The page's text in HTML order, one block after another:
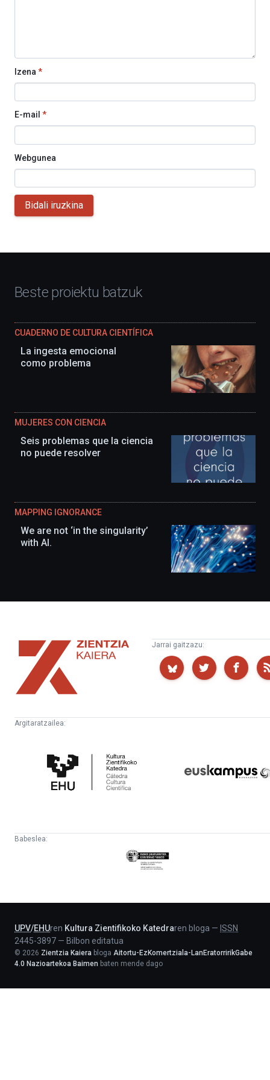
Izena *
E-mail *
Webgunea
Bidali iruzkina
Beste proiektu batzuk
CUADERNO DE CULTURA CIENTÍFICA
La ingesta emocional
como problema
MUJERES CON CIENCIA
Seis problemas que la ciencia
no puede resolver
MAPPING IGNORANCE
We are not ‘in the singularity’
with AI.
Zientzia
Kaiera
Jarrai gaitzazu:
Argitaratzailea:
Zientifikoko
Katedra
Babeslea:
Eusko
Jaurlaritza
UPV/EHUren Kultura Zientifikoko Katedraren bloga — ISSN
2445-3897 — Bilbon editatua
© 2026 Zientzia Kaiera bloga Aitortu-EzKomertziala-LanEratorririkGabe
4.0 Nazioartekoa Baimen baten mende dago